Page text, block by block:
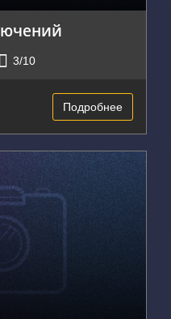
3/10
Подробнее
Сулимова, 50